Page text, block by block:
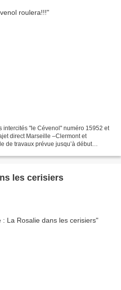
intercités "le Cévenol" numéro 15952 et
direct Marseille –Clermont et
de travaux prévue jusqu’à début
les cerisiers